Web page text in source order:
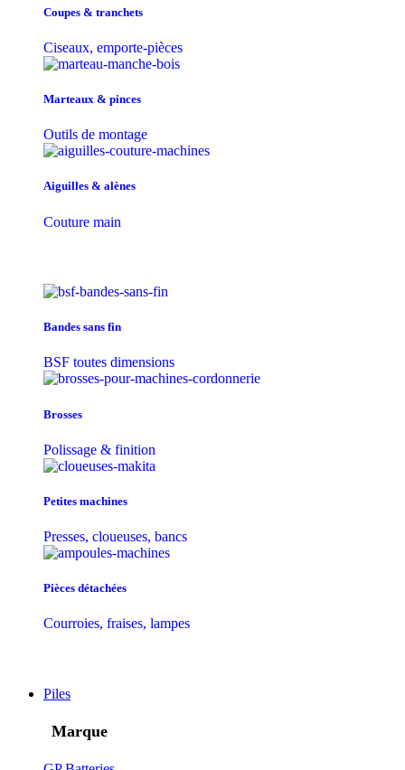
Coupes & tranchets
Ciseaux, emporte-pièces
Marteaux & pinces
Outils de montage
Aiguilles & alènes
Couture main
Bandes sans fin
BSF toutes dimensions
Brosses
Polissage & finition
Petites machines
Presses, cloueuses, bancs
Pièces détachées
Courroies, fraises, lampes
Piles
Marque